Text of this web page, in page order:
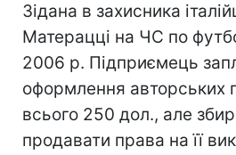
Зідана в захисника
Матерацці на ЧС по
2006 р. Підприємець
оформлення авторських
всього 250 дол., але
продавати права на її